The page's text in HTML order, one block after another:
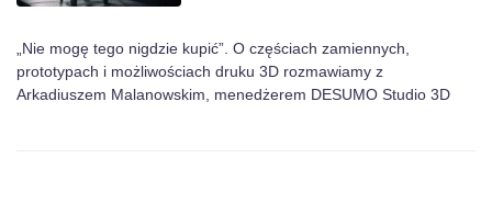
„Nie mogę tego nigdzie kupić”. O częściach zamiennych,
prototypach i możliwościach druku 3D rozmawiamy z
Arkadiuszem Malanowskim, menedżerem DESUMO Studio 3D